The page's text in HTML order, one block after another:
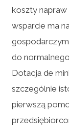
koszty napraw
wsparcie ma
do
Dotacja de
szczególnie
pierwszą